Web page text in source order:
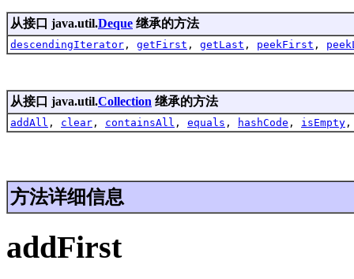
从接口 java.util.Deque 继承的方法
descendingIterator , getFirst , getLast , peekFirst ,
从接口 java.util.Collection 继承的方法
addAll , clear , containsAll , equals , hashCode , isEmpty
方法详细信息
addFirst